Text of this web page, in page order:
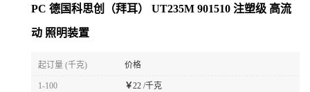
证
PC 德国科思创（拜耳） UT235M 901510 注塑级 高流
动 照明装置
起订量 (千克) 价格
1-100 ￥22 /千克